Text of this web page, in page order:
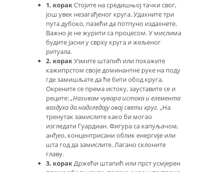
1. коракСтојите на средишњој тачки свог,
још увек незагађеног круга. Удахните три
пута дубоко, пазећи да потпуно издахнете.
Важно је не журити са процесом. У мислима
будите јасни у сврху круга и жељеног
ритуала.
2. коракУзмите штапић или покажите
кажипрстом своје доминантне руке на поду
где замишљате да ће бити обод круга.
Окрените се према истоку, зауставите се и
реците:„Називам чувара истока и елемента
ваздуха да надгледају овај свети круг. „На
тренутак замислите како би могао
изгледати Гуардиан. Фигура са капуљачом,
анђео, концентрисани облик енергије или
шта год да замислите. Лагано склоните
главу.
3. коракДржећи штапић или прст усмјерен